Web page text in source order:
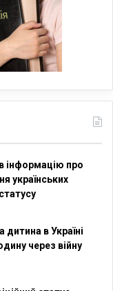
інформацію про
українських
в Україні
через війну